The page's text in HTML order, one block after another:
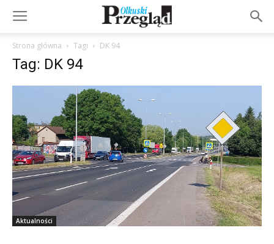
Strona główna Tagi DK 94
Tag: DK 94
Aktualności